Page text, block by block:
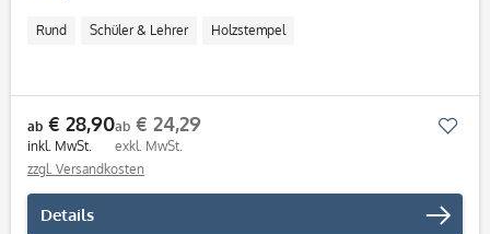
Rund Schüler & Lehrer Holzstempel
ab € 28,90
inkl. MwSt.
ab € 24,29
exkl. MwSt.
zzgl. Versandkosten
Details